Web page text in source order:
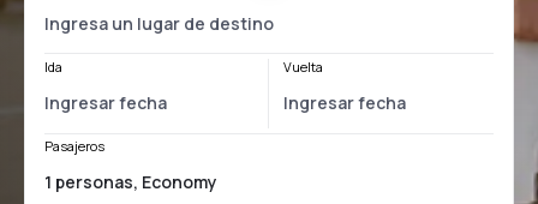
Ida Vuelta
Pasajeros